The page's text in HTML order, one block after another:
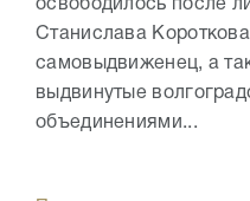
освободилось после
Станислава
самовыдвиженец, а
выдвинутые
объединениями...